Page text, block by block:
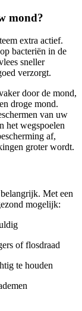
mond?
extra actief.
bacteriën in de
sneller
verzorgt.
door de mond,
droge mond.
van uw
het wegspoelen
af,
groter wordt.
Met een
mogelijk:
of flosdraad
te houden